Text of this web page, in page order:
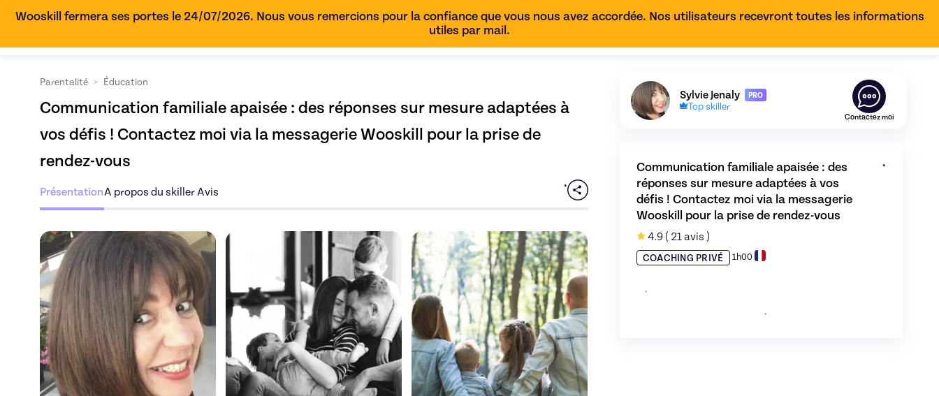
Wooskill fermera ses portes le 24/07/2026. Nous vous remercions pour la confiance que vous nous avez accordée. Nos utilisateurs recevront toutes les informations
utiles par mail.
Parentalité > Éducation
Communication familiale apaisée : des réponses sur mesure adaptées à
vos défis ! Contactez moi via la messagerie Wooskill pour la prise de
rendez-vous
PrésentationA propos du skillerAvis
Découvrez l'offre Communication familiale apaisée : des réponses sur mesure adaptées à vos défis ! Contactez moi via la messagerie Wooskill
Découvrez l'offreCommunication familiale apaisée : des réponses sur mesure adaptées à vos défis !
Découvrez l'offreCommunication familiale apaisée : des réponses sur
Découvrez le profil de Skiller en
Sylvie Jenaly PRO
Top skiller
Contactez moi
Communication familiale apaisée : des
réponses sur mesure adaptées à vos
défis ! Contactez moi via la messagerie
Wooskill pour la prise de rendez-vous
4.9 ( 21 avis )
COACHING PRIVÉ 1h00